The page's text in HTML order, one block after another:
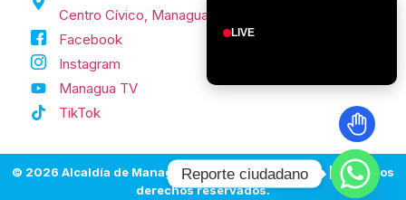
Centro Cívico, Managua, Nicaragua.
Facebook
Instagram
Managua TV
TikTok
© 2026 Alcaldía de Managua | Managua, Nicaragua | Todos los
derechos reservados.
LIVE
Reporte ciudadano